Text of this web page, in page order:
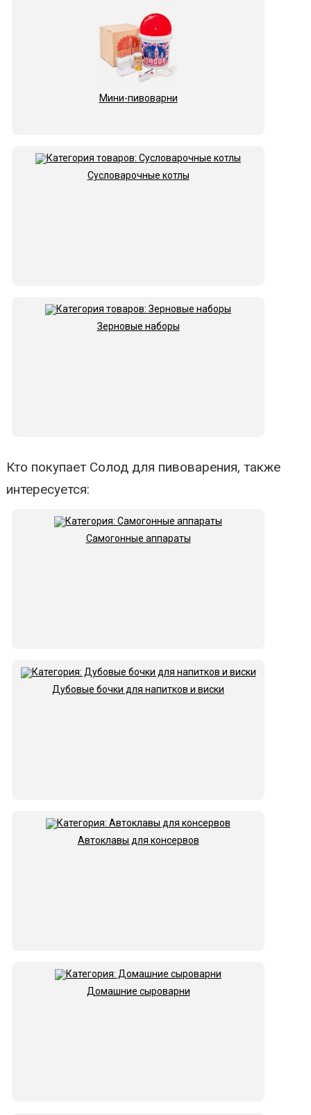
Мини-пивоварни
Сусловарочные котлы
Зерновые наборы
Кто покупает Солод для пивоварения, также
интересуется:
Самогонные аппараты
Дубовые бочки для напитков и виски
Автоклавы для консервов
Домашние сыроварни